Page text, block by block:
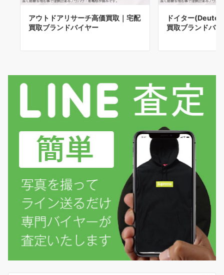
アウトドアリサーチ高価買取｜宅配
買取ブランドバイヤー
ドイター
買取ブランドバ